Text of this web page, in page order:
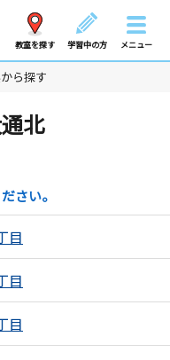
教室を探す 学習中の方 メニュー
ら探す
北
さい。
目
目
目